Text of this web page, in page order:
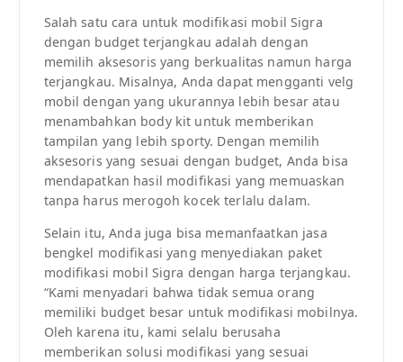
Salah satu cara untuk modifikasi mobil Sigra
dengan budget terjangkau adalah dengan
memilih aksesoris yang berkualitas namun harga
terjangkau. Misalnya, Anda dapat mengganti velg
mobil dengan yang ukurannya lebih besar atau
menambahkan body kit untuk memberikan
tampilan yang lebih sporty. Dengan memilih
aksesoris yang sesuai dengan budget, Anda bisa
mendapatkan hasil modifikasi yang memuaskan
tanpa harus merogoh kocek terlalu dalam.
Selain itu, Anda juga bisa memanfaatkan jasa
bengkel modifikasi yang menyediakan paket
modifikasi mobil Sigra dengan harga terjangkau.
“Kami menyadari bahwa tidak semua orang
memiliki budget besar untuk modifikasi mobilnya.
Oleh karena itu, kami selalu berusaha
memberikan solusi modifikasi yang sesuai